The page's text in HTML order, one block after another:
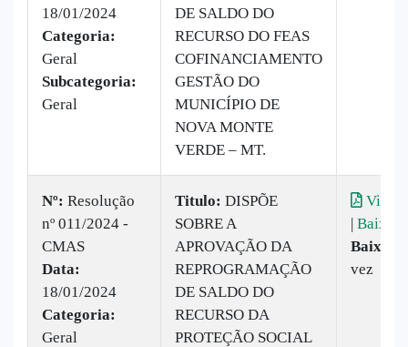
18/01/2024
Categoria:
Geral
Subcategoria:
Geral
DE SALDO DO
RECURSO DO FEAS
COFINANCIAMENTO
GESTÃO DO
MUNICÍPIO DE
NOVA MONTE
VERDE – MT.
Nº: Resolução
nº 011/2024 -
CMAS
Data:
18/01/2024
Categoria:
Geral
Titulo: DISPÕE
SOBRE A
APROVAÇÃO DA
REPROGRAMAÇÃO
DE SALDO DO
RECURSO DA
PROTEÇÃO SOCIAL
| Baixar
vez